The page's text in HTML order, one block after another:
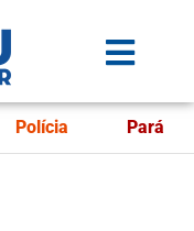
Polícia Pará